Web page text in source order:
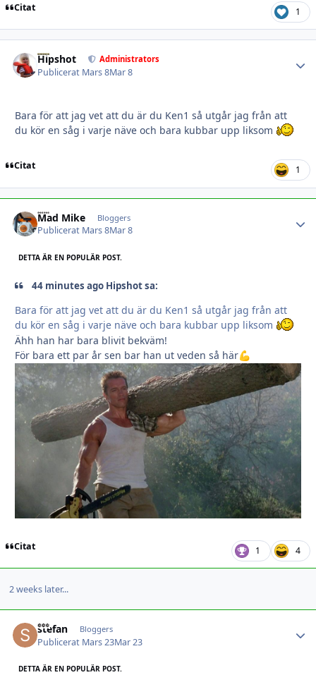
Citat 1
Hipshot Administrators
Publicerat Mars 8Mar 8
Bara för att jag vet att du är du Ken1 så utgår jag från att
du kör en såg i varje näve och bara kubbar upp liksom
Citat 1
Mad Mike Bloggers
Publicerat Mars 8Mar 8
DETTA ÄR EN POPULÄR POST.
44 minutes ago Hipshot sa:
Bara för att jag vet att du är du Ken1 så utgår jag från att
du kör en såg i varje näve och bara kubbar upp liksom
Ähh han har bara blivit bekväm!
För bara ett par år sen bar han ut veden så här💪
Citat 1 4
2 weeks later...
stefan Bloggers
Publicerat Mars 23Mar 23
DETTA ÄR EN POPULÄR POST.